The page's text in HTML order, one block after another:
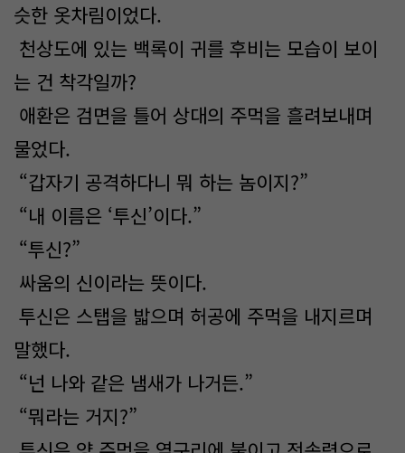
슷한 옷차림이었다.
천상도에 있는 백록이 귀를 후비는 모습이 보이
는 건 착각일까?
애환은 검면을 틀어 상대의 주먹을 흘려보내며
물었다.
“갑자기 공격하다니 뭐 하는 놈이지?”
“내 이름은 ‘투신’이다.”
“투신?”
싸움의 신이라는 뜻이다.
투신은 스탭을 밟으며 허공에 주먹을 내지르며
말했다.
“넌 나와 같은 냄새가 나거든.”
“뭐라는 거지?”